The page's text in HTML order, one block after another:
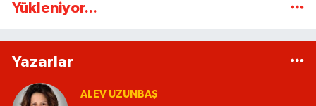
Yükleniyor...
Yazarlar
ALEV UZUNBAŞ